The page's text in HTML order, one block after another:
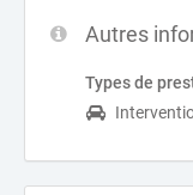
Autres
Types de